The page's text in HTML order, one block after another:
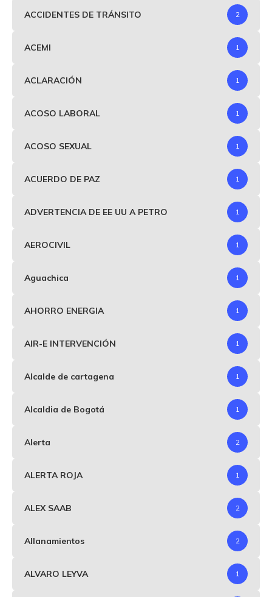
ACCIDENTES DE TRÁNSITO 2
ACEMI 1
ACLARACIÓN 1
ACOSO LABORAL 1
ACOSO SEXUAL 1
ACUERDO DE PAZ 1
ADVERTENCIA DE EE UU A PETRO 1
AEROCIVIL 1
Aguachica 1
AHORRO ENERGIA 1
AIR-E INTERVENCIÓN 1
Alcalde de cartagena 1
Alcaldia de Bogotá 1
Alerta 2
ALERTA ROJA 1
ALEX SAAB 2
Allanamientos 2
ALVARO LEYVA 1